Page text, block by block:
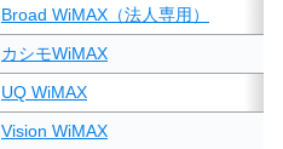
Broad WiMAX（法人専用）
カシモWiMAX
UQ WiMAX
Vision WiMAX